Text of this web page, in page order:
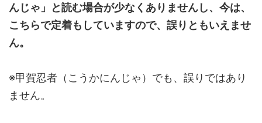
んじゃ」と読む場合が少なくありませんし、今は、
こちらで定着もしていますので、誤りともいえませ
ん。
※甲賀忍者（こうかにんじゃ）でも、誤りではあり
ません。